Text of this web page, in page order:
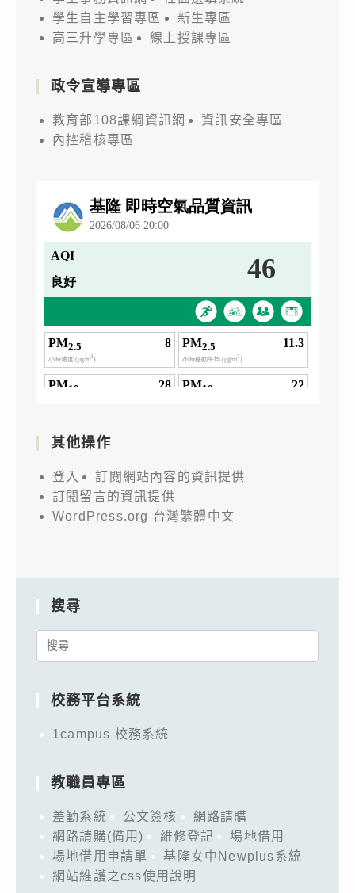
學生自主學習專區
新生專區
高三升學專區
線上授課專區
政令宣導專區
教育部108課綱資訊網
資訊安全專區
內控稽核專區
其他操作
登入
訂閱網站內容的資訊提供
訂閱留言的資訊提供
WordPress.org 台灣繁體中文
搜尋
Search
校務平台系統
1campus 校務系統
教職員專區
差勤系統 公文簽核
網路請購
網路請購(備用)
維修登記
場地借用
場地借用申請單
基隆女中Newplus系統
網站維護之css使用說明